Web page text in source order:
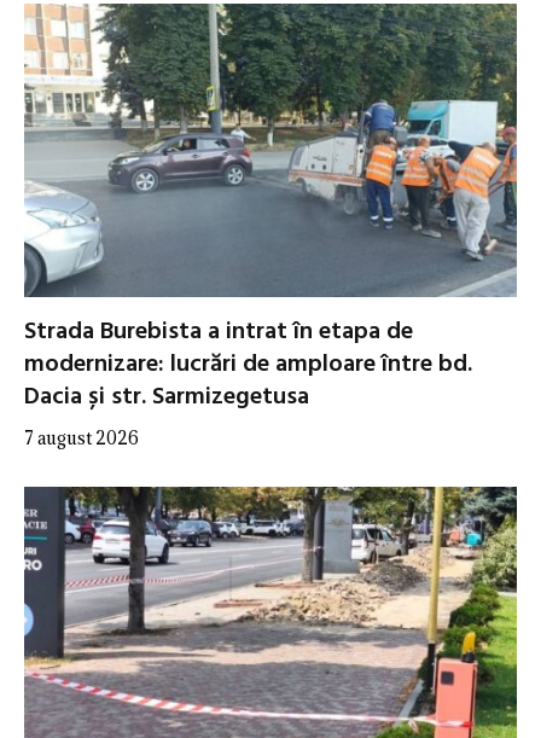
Strada Burebista a intrat în etapa de
modernizare: lucrări de amploare între bd.
Dacia și str. Sarmizegetusa
7 august 2026